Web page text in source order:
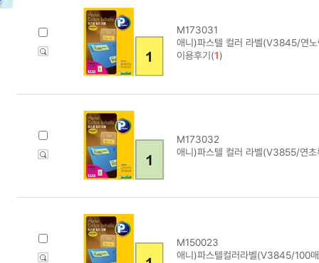
M173031
애니)파스텔 컬러 라벨(V3845/연
이용후기(1)
M173032
애니)파스텔 컬러 라벨(V3855/연
M150023
애니)파스텔컬러라벨(V3845/100